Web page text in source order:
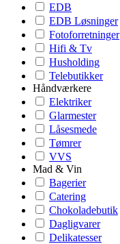
EDB
EDB Løsninger
Fotoforretninger
Hifi & Tv
Husholding
Telebutikker
Håndværkere
Elektriker
Glarmester
Låsesmede
Tømrer
VVS
Mad & Vin
Bagerier
Catering
Chokoladebutik
Dagligvarer
Delikatesser